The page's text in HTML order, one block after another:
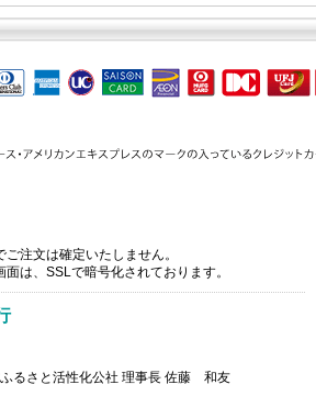
注文は確定いたしません。
は、SSLで暗号化されております。
るさと活性化公社 理事長 佐藤 和友